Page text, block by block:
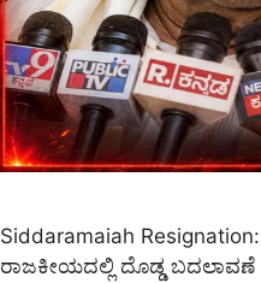
Siddaramaiah
ರಾಜಕೀಯದಲ್ಲಿ ದೊಡ್ಡ